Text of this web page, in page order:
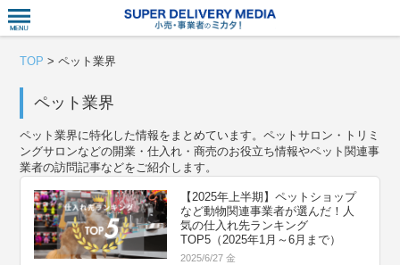
TOP >ペット業界
ペット業界
ペット業界に特化した情報をまとめています。ペットサロン・トリミ
ングサロンなどの開業・仕入れ・商売のお役立ち情報やペット関連事
業者の訪問記事などをご紹介します。
【2025年上半期】ペットショップ
など動物関連事業者が選んだ！人
気の仕入れ先ランキング
TOP5（2025年1月～6月まで）
2025/6/27 金